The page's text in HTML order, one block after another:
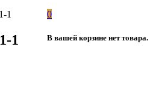
0
В вашей корзине нет товара.
1
1